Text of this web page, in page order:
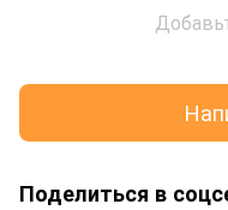
Поделиться в